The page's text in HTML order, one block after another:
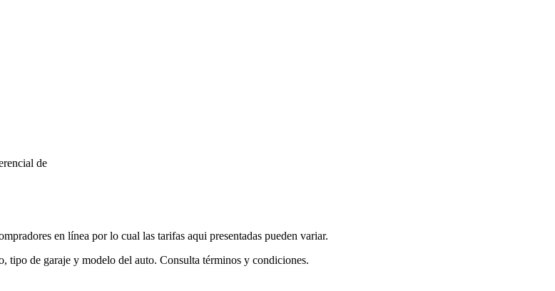
de
en línea por lo cual las tarifas aqui presentadas pueden variar.
tipo de garaje y modelo del auto. Consulta términos y condiciones.